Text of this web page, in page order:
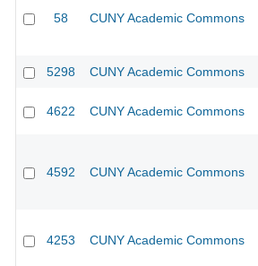
58 CUNY Academic Commons
5298 CUNY Academic Commons
4622 CUNY Academic Commons
4592 CUNY Academic Commons
4253 CUNY Academic Commons